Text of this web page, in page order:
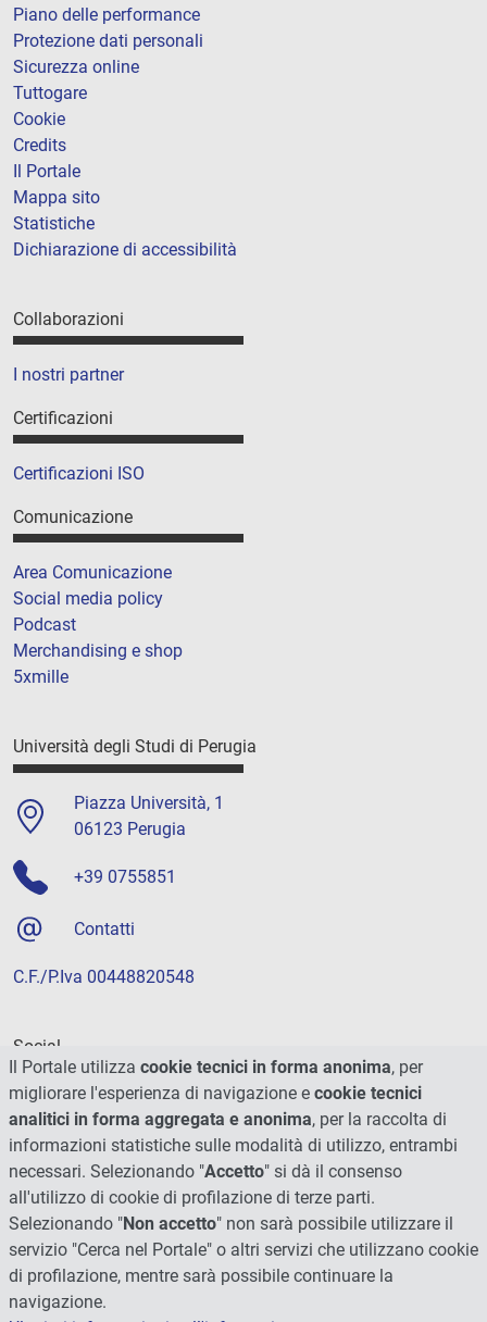
Piano delle performance
Protezione dati personali
Sicurezza online
Tuttogare
Cookie
Credits
Il Portale
Mappa sito
Statistiche
Dichiarazione di accessibilità
Collaborazioni
I nostri partner
Certificazioni
Certificazioni ISO
Comunicazione
Area Comunicazione
Social media policy
Podcast
Merchandising e shop
5xmille
Università degli Studi di Perugia
Piazza Università, 1
06123 Perugia
+39 0755851
Contatti
C.F./P.Iva 00448820548
Social
Il Portale utilizza cookie tecnici in forma anonima, per
migliorare l'esperienza di navigazione e cookie tecnici
analitici in forma aggregata e anonima, per la raccolta di
informazioni statistiche sulle modalità di utilizzo, entrambi
necessari. Selezionando "Accetto" si dà il consenso
all'utilizzo di cookie di profilazione di terze parti.
Selezionando "Non accetto" non sarà possibile utilizzare il
servizio "Cerca nel Portale" o altri servizi che utilizzano cookie
di profilazione, mentre sarà possibile continuare la
navigazione.